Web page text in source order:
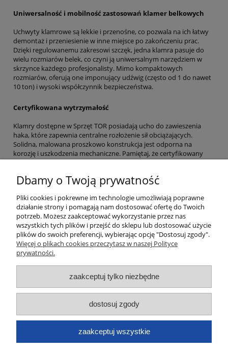
Uniwersalność i mobilność zastosowań klamer belkowych
Uchwyty klamrowe są lekkie i przenośne, co pozwala na ich łatwy
demontaż i przeniesienie w inne miejsce po zakończeniu prac.
Dzięki regulowanemu zakresowi szczęk, jedna klamra pasuje do
wielu rozmiarów belek, co czyni ją uniwersalnym narzędziem w
skrzynce każdego profesjonalisty. Mimo kompaktowych
rozmiarów, oferują one imponujący udźwig (często od 1 do nawet
10 ton) i wysoki współczynnik bezpieczeństwa.
Certyfikowana wytrzymałość
Klamry dostępne w Sprzęt TOR posiadają ucho do zawieszenia
haka, które zapewnia centralne rozłożenie sił obciążających.
Solidna, malowana proszkowo konstrukcja jest odporna na
korozję i uszkodzenia mechaniczne. Pamiętaj, że certyfikowany
punkt kotwiczenia to podstawa bezpiecznych prac na wysokości i
które ułatwią Ci montaż urządzeń dźwignicowych.
Moje konto
Płatności i dostawa
O nas
Dane kontaktowe
Dbamy o Twoją prywatność
Pliki cookies i pokrewne im technologie umożliwiają poprawne
działanie strony i pomagają nam dostosować ofertę do Twoich
potrzeb. Możesz zaakceptować wykorzystanie przez nas
wszystkich tych plików i przejść do sklepu lub dostosować użycie
plików do swoich preferencji, wybierając opcję "Dostosuj zgody".
Więcej o plikach cookies przeczytasz w naszej Polityce
prywatności.
zaakceptuj tylko niezbędne
dostosuj zgody
zaakceptuj wszystkie